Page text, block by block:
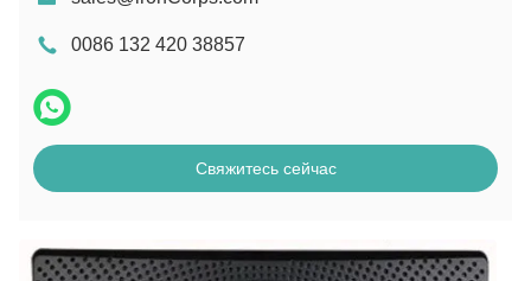
0086 132 420 38857
Свяжитесь сейчас